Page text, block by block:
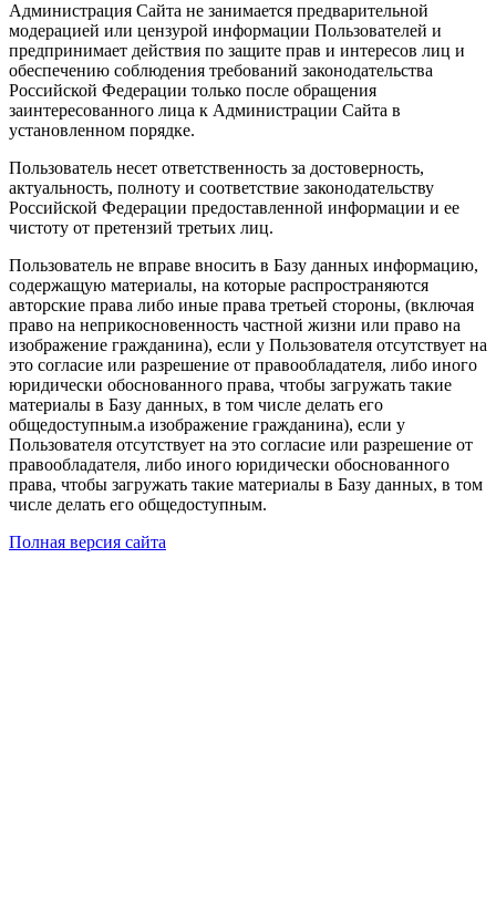
Администрация Сайта не занимается предварительной
модерацией или цензурой информации Пользователей и
предпринимает действия по защите прав и интересов лиц и
обеспечению соблюдения требований законодательства
Российской Федерации только после обращения
заинтересованного лица к Администрации Сайта в
установленном порядке.
Пользователь несет ответственность за достоверность,
актуальность, полноту и соответствие законодательству
Российской Федерации предоставленной информации и ее
чистоту от претензий третьих лиц.
Пользователь не вправе вносить в Базу данных информацию,
содержащую материалы, на которые распространяются
авторские права либо иные права третьей стороны, (включая
право на неприкосновенность частной жизни или право на
изображение гражданина), если у Пользователя отсутствует на
это согласие или разрешение от правообладателя, либо иного
юридически обоснованного права, чтобы загружать такие
материалы в Базу данных, в том числе делать его
общедоступным.а изображение гражданина), если у
Пользователя отсутствует на это согласие или разрешение от
правообладателя, либо иного юридически обоснованного
права, чтобы загружать такие материалы в Базу данных, в том
числе делать его общедоступным.
Полная версия сайта